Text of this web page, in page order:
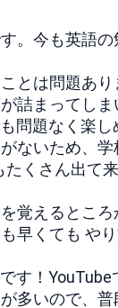
。今も英語
とは問題あ
詰まってしま
問題なく楽し
ないため、
くさん出て
覚えるとこ
早くても や
す！
多いので、